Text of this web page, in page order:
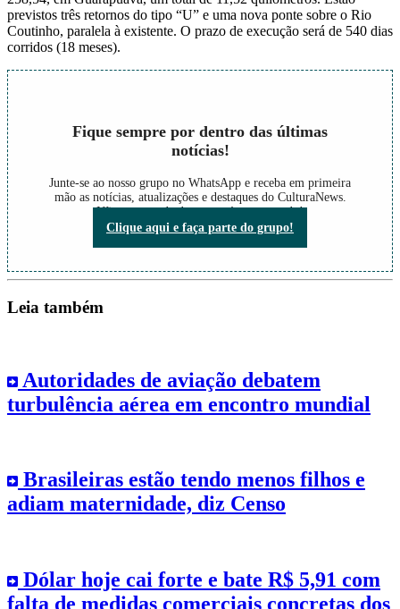
previstos três retornos do tipo “U” e uma nova ponte sobre o Rio
Coutinho, paralela à existente. O prazo de execução será de 540 dias
corridos (18 meses).
Fique sempre por dentro das últimas
notícias!
Junte-se ao nosso grupo no WhatsApp e receba em primeira
mão as notícias, atualizações e destaques do CulturaNews.
Não perca nada do que está acontecendo!
Clique aqui e faça parte do grupo!
Leia também
Autoridades de aviação debatem
turbulência aérea em encontro mundial
Brasileiras estão tendo menos filhos e
adiam maternidade, diz Censo
Dólar hoje cai forte e bate R$ 5,91 com
falta de medidas comerciais concretas dos